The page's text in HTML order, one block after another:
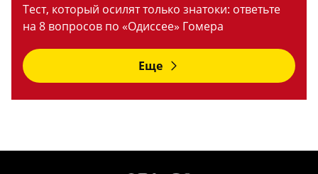
Тест, который осилят только знатоки: ответьте
на 8 вопросов по «Одиссее» Гомера
Еще